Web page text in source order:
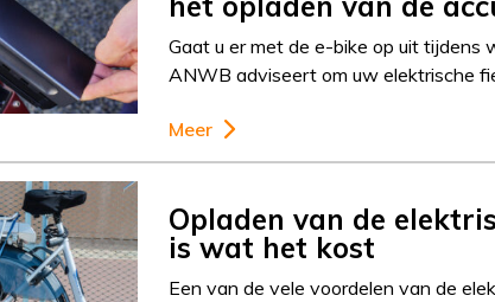
Gaat u er met de e-bike op uit tijdens
ANWB adviseert om uw elektrische
Meer
Opladen van de
is wat het kost
Een van de vele voordelen van de